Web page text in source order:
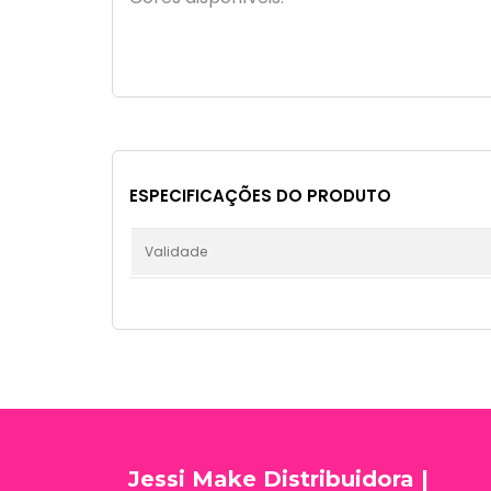
ESPECIFICAÇÕES DO PRODUTO
Validade
Jessi Make Distribuidora |